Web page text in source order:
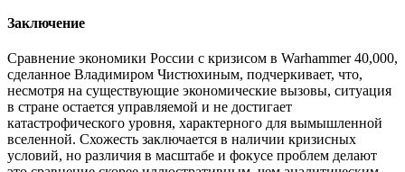
Заключение​
Сравнение экономики России с кризисом в Warhammer 40,000,
сделанное Владимиром Чистюхиным, подчеркивает, что,
несмотря на существующие экономические вызовы, ситуация
в стране остается управляемой и не достигает
катастрофического уровня, характерного для вымышленной
вселенной. Схожесть заключается в наличии кризисных
условий, но различия в масштабе и фокусе проблем делают